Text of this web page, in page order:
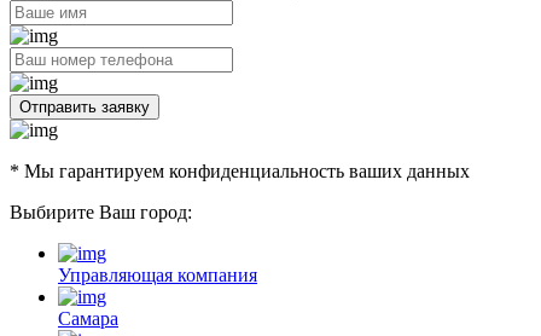
Отправить заявку
* Мы гарантируем конфиденциальность ваших данных
Выбирите Ваш город:
Управляющая компания
Самара